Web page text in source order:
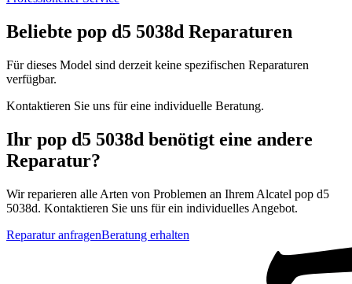
Beliebte pop d5 5038d Reparaturen
Für dieses Model sind derzeit keine spezifischen Reparaturen
verfügbar.
Kontaktieren Sie uns für eine individuelle Beratung.
Ihr pop d5 5038d benötigt eine andere
Reparatur?
Wir reparieren alle Arten von Problemen an Ihrem Alcatel pop d5
5038d. Kontaktieren Sie uns für ein individuelles Angebot.
Reparatur anfragenBeratung erhalten